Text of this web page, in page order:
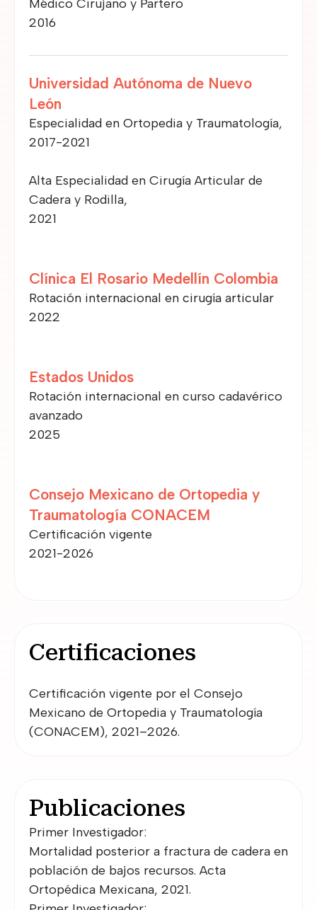
Médico Cirujano y Partero
2016
Universidad Autónoma de Nuevo
León
Especialidad en Ortopedia y Traumatología,
2017-2021
Alta Especialidad en Cirugía Articular de
Cadera y Rodilla,
2021
Clínica El Rosario Medellín Colombia
Rotación internacional en cirugía articular
2022
Estados Unidos
Rotación internacional en curso cadavérico
avanzado
2025
Consejo Mexicano de Ortopedia y
Traumatología CONACEM
Certificación vigente
2021-2026
Certificaciones
Certificación vigente por el Consejo
Mexicano de Ortopedia y Traumatología
(CONACEM), 2021–2026.
Publicaciones
Primer Investigador:
Mortalidad posterior a fractura de cadera en
población de bajos recursos. Acta
Ortopédica Mexicana, 2021.